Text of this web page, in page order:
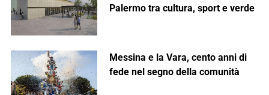
Palermo tra cultura, sport e verde
Messina e la Vara, cento anni di
fede nel segno della comunità